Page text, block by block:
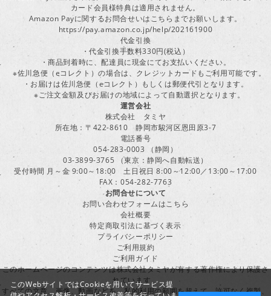
カード会員様特典は適用されません。
Amazon Payに関するお問合せいはこちらまでお願いします。
https://pay.amazon.co.jp/help/202161900
代金引換
・代金引換手数料330円(税込）
・商品到着時に、配達員に現金にてお支払いください。
※佐川急便（eコレクト）の場合は、クレジットカードもご利用可能です。
・お届けは佐川急便（eコレクト）もしくは郵便代引となります。
※ご注文金額及びお届けの地域によって自動選択となります。
運営会社
株式会社 タミヤ
所在地：〒422-8610 静岡市駿河区恩田原3-7
電話番号
054-283-0003 （静岡）
03-3899-3765 （東京：静岡へ自動転送）
受付時間 月～金 9:00～18:00 土日祝日 8:00～12:00／13:00～17:00
FAX：054-282-7763
お問合せについて
お問い合わせフォームはこちら
会社概要
特定商取引法に基づく表示
プライバシーポリシー
ご利用規約
ご利用ガイド
このホームページのコンテンツは株式会社タミヤが有する著作権により保護さ
れています。
すべての文章、画像、動画などを、私的利用の範囲を超えて、許可なく複製、
このWebサイトではCookieを用いてサービス提